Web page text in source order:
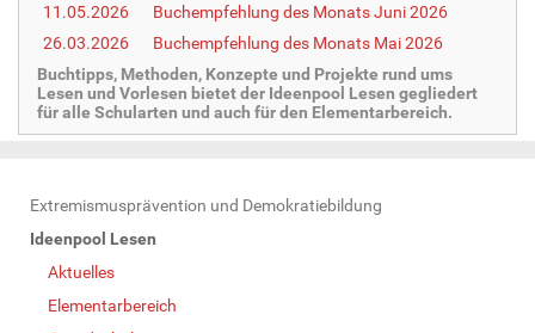
11.05.2026
Buchempfehlung des Monats Juni 2026
26.03.2026
Buchempfehlung des Monats Mai 2026
Buchtipps, Methoden, Konzepte und Projekte rund ums
Lesen und Vorlesen bietet der Ideenpool Lesen gegliedert
für alle Schularten und auch für den Elementarbereich.
N
a
Extremismusprävention und Demokratiebildung
Ideenpool Lesen
Aktuelles
Elementarbereich